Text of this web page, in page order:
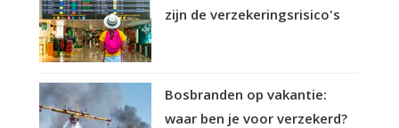
zijn de verzekeringsrisico's
Bosbranden op vakantie:
waar ben je voor verzekerd?